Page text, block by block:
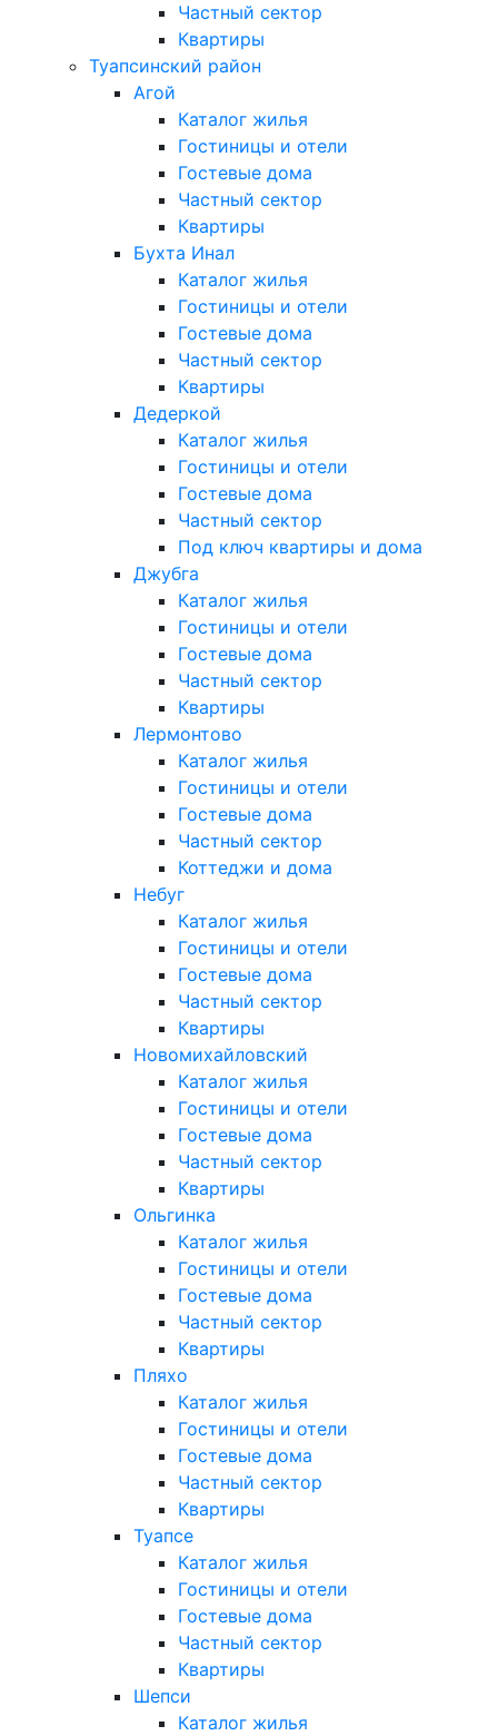
Частный сектор
Квартиры
Туапсинский район
Агой
Каталог жилья
Гостиницы и отели
Гостевые дома
Частный сектор
Квартиры
Бухта Инал
Каталог жилья
Гостиницы и отели
Гостевые дома
Частный сектор
Квартиры
Дедеркой
Каталог жилья
Гостиницы и отели
Гостевые дома
Частный сектор
Под ключ квартиры и дома
Джубга
Каталог жилья
Гостиницы и отели
Гостевые дома
Частный сектор
Квартиры
Лермонтово
Каталог жилья
Гостиницы и отели
Гостевые дома
Частный сектор
Коттеджи и дома
Небуг
Каталог жилья
Гостиницы и отели
Гостевые дома
Частный сектор
Квартиры
Новомихайловский
Каталог жилья
Гостиницы и отели
Гостевые дома
Частный сектор
Квартиры
Ольгинка
Каталог жилья
Гостиницы и отели
Гостевые дома
Частный сектор
Квартиры
Пляхо
Каталог жилья
Гостиницы и отели
Гостевые дома
Частный сектор
Квартиры
Туапсе
Каталог жилья
Гостиницы и отели
Гостевые дома
Частный сектор
Квартиры
Шепси
Каталог жилья